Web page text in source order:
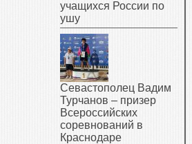
учащихся России по
ушу
Севастополец Вадим
Турчанов – призер
Всероссийских
соревнований в
Краснодаре